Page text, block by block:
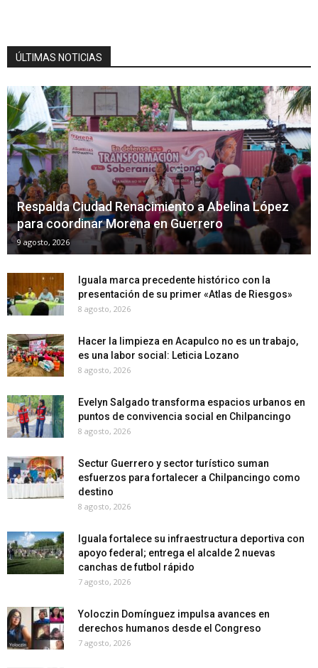
ÚLTIMAS NOTICIAS
Respalda Ciudad Renacimiento a Abelina López
para coordinar Morena en Guerrero
9 agosto, 2026
Iguala marca precedente histórico con la
presentación de su primer «Atlas de Riesgos»
8 agosto, 2026
Hacer la limpieza en Acapulco no es un trabajo,
es una labor social: Leticia Lozano
8 agosto, 2026
Evelyn Salgado transforma espacios urbanos en
puntos de convivencia social en Chilpancingo
8 agosto, 2026
Sectur Guerrero y sector turístico suman
esfuerzos para fortalecer a Chilpancingo como
destino
8 agosto, 2026
Iguala fortalece su infraestructura deportiva con
apoyo federal; entrega el alcalde 2 nuevas
canchas de futbol rápido
7 agosto, 2026
Yoloczin Domínguez impulsa avances en
derechos humanos desde el Congreso
7 agosto, 2026